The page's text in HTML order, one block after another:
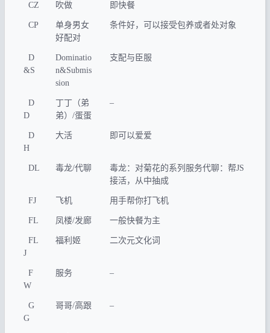
CZ 吹做 即快餐
CP
单身男女
好配对
条件好，可以接受包养或者处对象
D
&S
Dominatio
n&Submis
sion
支配与臣服
D
D
丁丁（弟
弟）/蛋蛋
–
D
H
大活 即可以爱爱
DL 毒龙/代聊
毒龙：对菊花的系列服务代聊：帮JS
接活，从中抽成
FJ 飞机 用手帮你打飞机
FL 凤楼/发廊 一般快餐为主
FL
J
福利姬 二次元文化词
F
W
服务 –
G
G
哥哥/高跟 –